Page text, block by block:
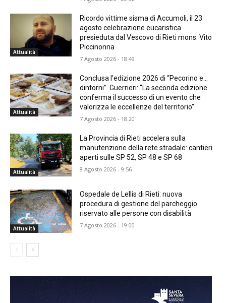
Attualità
Ricordo vittime sisma di Accumoli, il 23
agosto celebrazione eucaristica
presieduta dal Vescovo di Rieti mons. Vito
Piccinonna
7 Agosto 2026 - 18:49
Attualità
Conclusa l’edizione 2026 di “Pecorino e…
dintorni”. Guerrieri: “La seconda edizione
conferma il successo di un evento che
valorizza le eccellenze del territorio”
7 Agosto 2026 - 18:20
Attualità
La Provincia di Rieti accelera sulla
manutenzione della rete stradale: cantieri
aperti sulle SP 52, SP 48 e SP 68
8 Agosto 2026 - 9:56
Attualità
Ospedale de Lellis di Rieti: nuova
procedura di gestione del parcheggio
riservato alle persone con disabilità
7 Agosto 2026 - 19:00